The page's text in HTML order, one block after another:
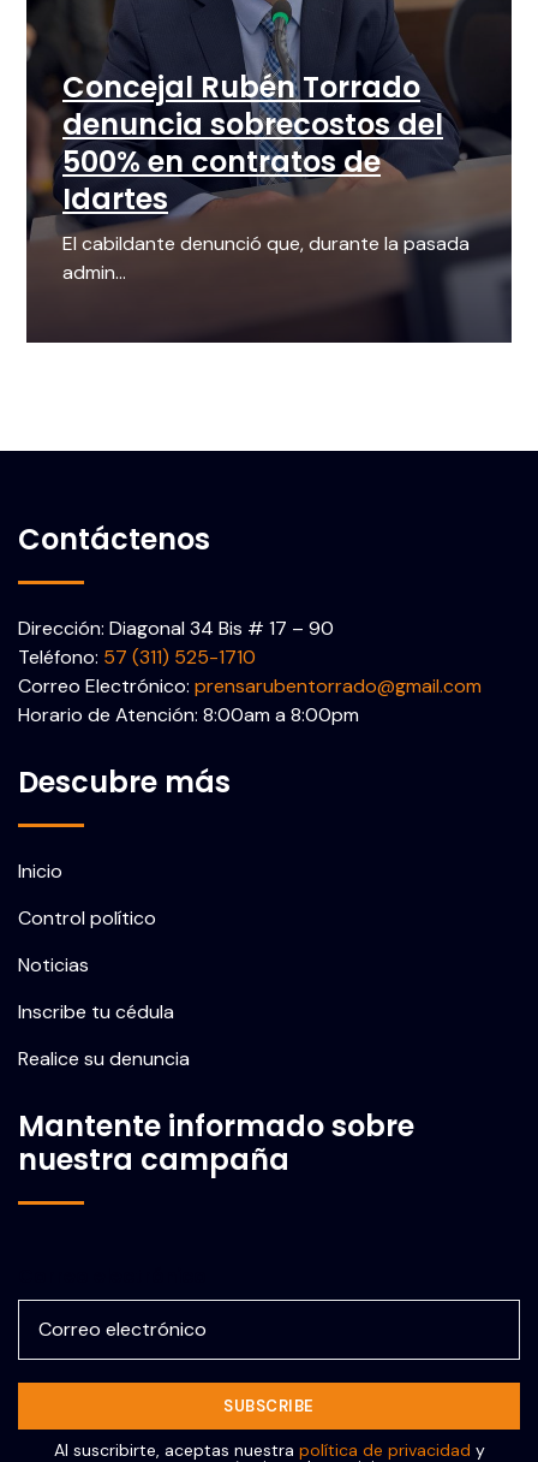
Concejal Rubén Torrado
denuncia sobrecostos del
500% en contratos de
Idartes
El cabildante denunció que, durante la pasada
admin...
Contáctenos
Dirección: Diagonal 34 Bis # 17 – 90
Teléfono: 57 (311) 525-1710
Correo Electrónico: prensarubentorrado@gmail.com
Horario de Atención: 8:00am a 8:00pm
Descubre más
Inicio
Control político
Noticias
Inscribe tu cédula
Realice su denuncia
Mantente informado sobre
nuestra campaña
Al suscribirte, aceptas nuestra política de privacidad y